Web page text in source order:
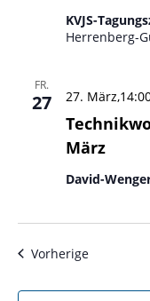
KVJS-
Herrenberg-
FR.
27
März
27.
David-
Vorherige